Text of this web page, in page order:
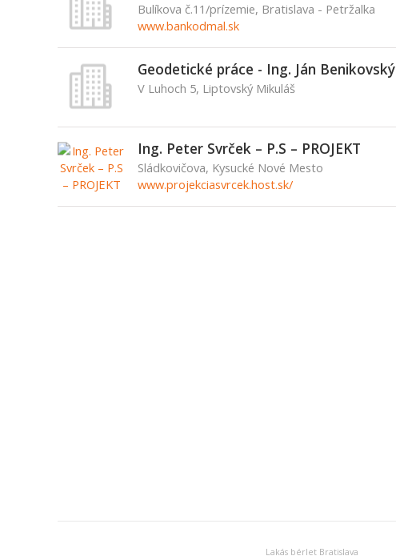
Bulíkova č.11/prízemie, Bratislava - Petržalka
www.bankodmal.sk
Geodetické práce - Ing. Ján Benikovský
V Luhoch 5, Liptovský Mikuláš
Ing. Peter Svrček – P.S – PROJEKT
Sládkovičova, Kysucké Nové Mesto
www.projekciasvrcek.host.sk/
Lakás bérlet Bratislava